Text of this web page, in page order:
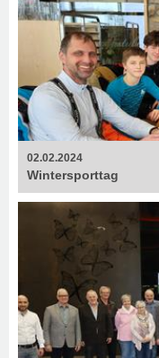
02.02.2024
Wintersporttag